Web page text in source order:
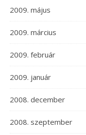
2009. május
2009. március
2009. február
2009. január
2008. december
2008. szeptember